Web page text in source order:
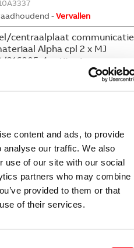
content and ads, to provide
our traffic. We also
use of our site with our social
partners who may combine
provided to them or that
of their services.
-Vervallen
centraalplaat
Alpha cpl 2 x MJ
216005-4 a-titanium
/centraalplaat
Alpha cpl v 3 standen
1U a-albast
24G
- Vervallen
/centraalplaat